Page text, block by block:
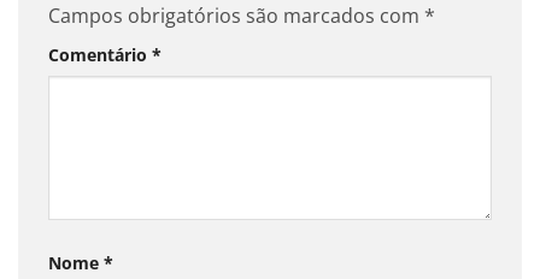
Campos obrigatórios são marcados com *
Comentário *
Nome *